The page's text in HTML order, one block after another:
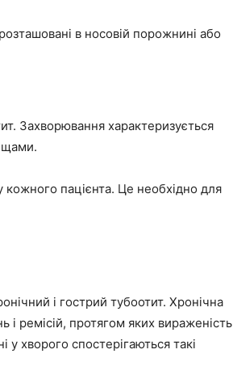
в носовій порожнині або
Захворювання характеризується
кожного пацієнта. Це необхідно для
і гострий тубоотит. Хронічна
і ремісій, протягом яких вираженість
хворого спостерігаються такі